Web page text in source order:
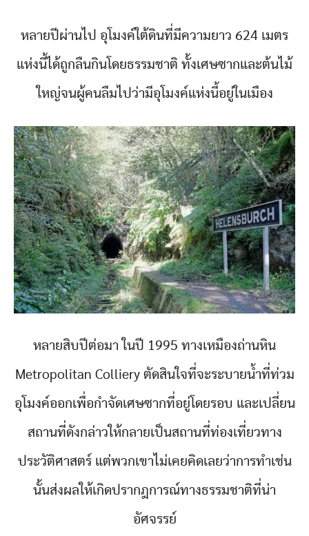
หลายปีผ่านไป อุโมงค์ใต้ดินที่มีความยาว 624 เมตร
แห่งนี้ได้ถูกลืนกินโดยธรรมชาติ ทั้งเศษซากและต้นไม้
ใหญ่จนผู้คนลืมไปว่ามีอุโมงค์แห่งนี้อยู่ในเมือง
หลายสิบปีต่อมา ในปี 1995 ทางเหมืองถ่านหิน
Metropolitan Colliery ตัดสินใจที่จะระบายน้ำที่ท่วม
อุโมงค์ออกเพื่อกำจัดเศษซากที่อยู่โดยรอบ และเปลี่ยน
สถานที่ดังกล่าวให้กลายเป็นสถานที่ท่องเที่ยวทาง
ประวัติศาสตร์ แต่พวกเขาไม่เคยคิดเลยว่าการทำเช่น
นั้นส่งผลให้เกิดปรากฎการณ์ทางธรรมชาติที่น่า
อัศจรรย์